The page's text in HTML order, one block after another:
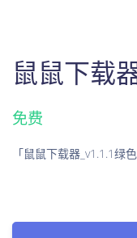
鼠鼠下载
免费
「鼠鼠下载器_v1.1.1绿